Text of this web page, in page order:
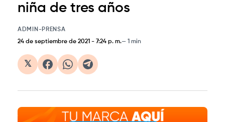
niña de tres años
ADMIN-PRENSA
24 de septiembre de 2021 - 7:24 p. m. 1 min
𝕏